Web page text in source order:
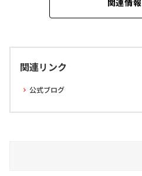
関連情報
関連リンク
公式ブログ